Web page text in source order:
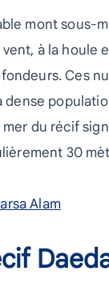
mont sous-
à la houle
Ces
dense
mer du récif
30
Alam